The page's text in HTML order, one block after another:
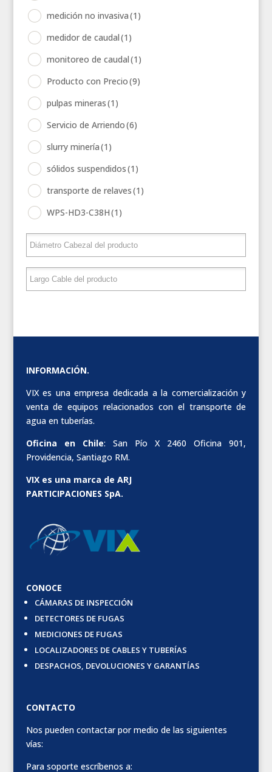
medición no invasiva(1)
medidor de caudal(1)
monitoreo de caudal(1)
Producto con Precio(9)
pulpas mineras(1)
Servicio de Arriendo(6)
slurry minería(1)
sólidos suspendidos(1)
transporte de relaves(1)
WPS-HD3-C38H(1)
INFORMACIÓN.
VIX es una empresa dedicada a la comercialización y
venta de equipos relacionados con el transporte de
agua en tuberías.
Oficina en Chile: San Pío X 2460 Oficina 901,
Providencia, Santiago RM.
VIX es una marca de ARJ
PARTICIPACIONES SpA.
CONOCE
CÁMARAS DE INSPECCIÓN
DETECTORES DE FUGAS
MEDICIONES DE FUGAS
LOCALIZADORES DE CABLES Y TUBERÍAS
DESPACHOS, DEVOLUCIONES Y GARANTÍAS
CONTACTO
Nos pueden contactar por medio de las siguientes
vías:
Para soporte escríbenos a: